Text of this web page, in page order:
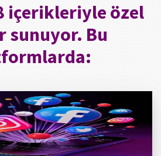
içerikleriyle özel
sunuyor. Bu